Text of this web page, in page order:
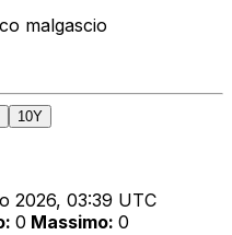
malgascio
10Y
2026, 03:39 UTC
: 0 Massimo: 0